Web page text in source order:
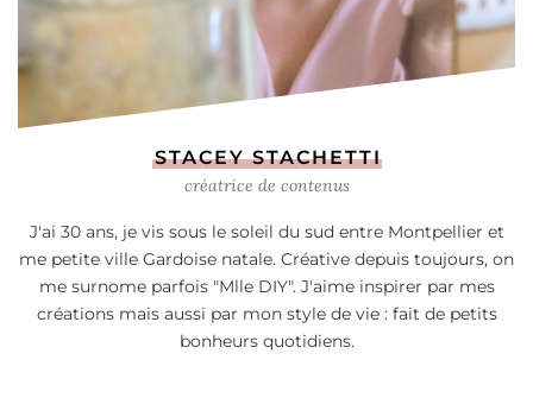
STACEY STACHETTI
créatrice de contenus
J'ai 30 ans, je vis sous le soleil du sud entre Montpellier et
me petite ville Gardoise natale. Créative depuis toujours, on
me surnome parfois "Mlle DIY". J'aime inspirer par mes
créations mais aussi par mon style de vie : fait de petits
bonheurs quotidiens.